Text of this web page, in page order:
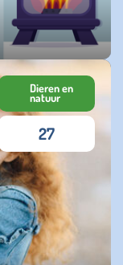
Dieren en
natuur
27